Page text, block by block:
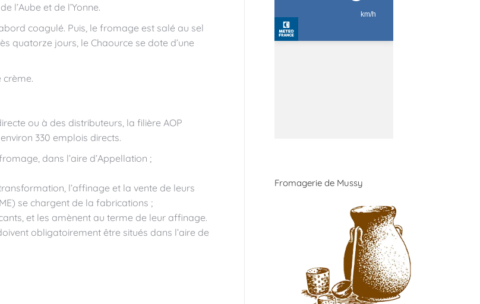
l’Aube et de l’Yonne.
coagulé. Puis, le fromage est salé au sel
quatorze jours, le Chaource se dote d’une
ou à des distributeurs, la filière AOP
330 emplois directs.
dans l’aire d’Appellation ;
l’affinage et la vente de leurs
se chargent de la fabrications ;
et les amènent au terme de leur affinage.
obligatoirement être situés dans l’aire de
Fromagerie de Mussy